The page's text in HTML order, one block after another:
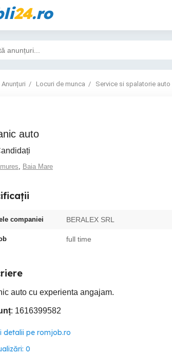
24.ro
Anunțuri Locuri de munca Service si spalatorie auto
auto
, Baia Mare
companiei BERALEX SRL
full time
auto cu experienta angajam.
: 1616399582
detalii pe romjob.ro
0